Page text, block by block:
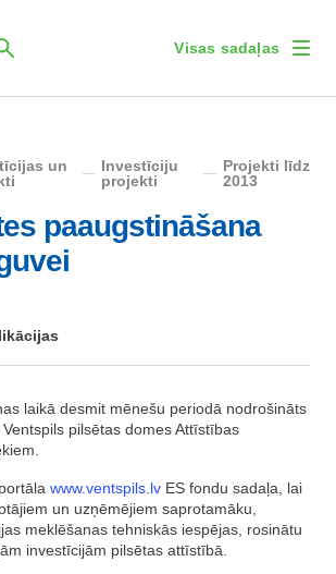
Visas sadaļas
un
Investīciju
projekti
Projekti līdz
2013
paaugstināšana
laikā desmit mēnešu periodā nodrošināts
pilsētas domes Attīstības
www.ventspils.lv ES fondu sadaļa, lai
un uzņēmējiem saprotamāku,
meklēšanas tehniskās iespējas, rosinātu
investīcijām pilsētas attīstībā.